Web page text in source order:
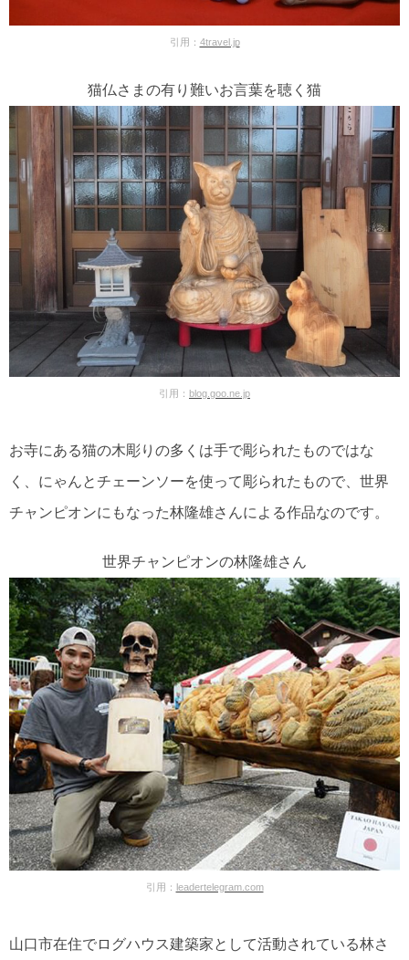
引用： 4travel.jp
猫仏さまの有り難いお言葉を聴く猫
引用： blog.goo.ne.jp
お寺にある猫の木彫りの多くは手で彫られたものではな
く、にゃんとチェーンソーを使って彫られたもので、世界
チャンピオンにもなった林隆雄さんによる作品なのです。
世界チャンピオンの林隆雄さん
引用： leadertelegram.com
山口市在住でログハウス建築家として活動されている林さ